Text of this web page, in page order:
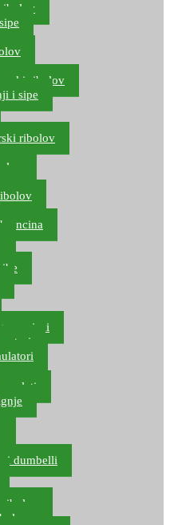
ribolov
i sipe
ribolov
i dumbelli